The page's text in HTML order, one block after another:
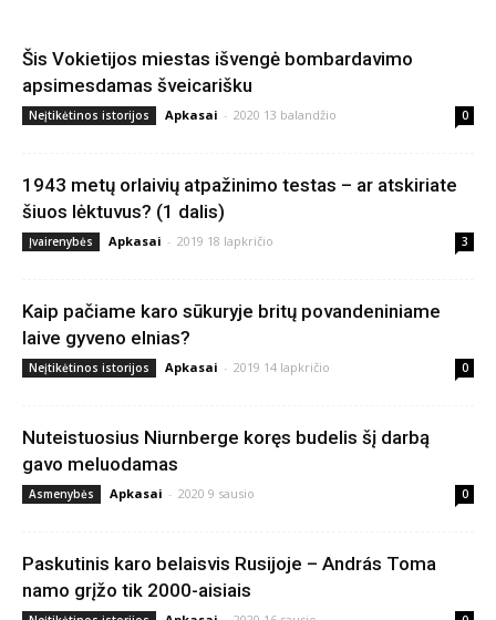
Šis Vokietijos miestas išvengė bombardavimo
apsimesdamas šveicarišku
Neįtikėtinos istorijos Apkasai - 2020 13 balandžio 0
1943 metų orlaivių atpažinimo testas – ar atskiriate
šiuos lėktuvus? (1 dalis)
Įvairenybės Apkasai - 2019 18 lapkričio 3
Kaip pačiame karo sūkuryje britų povandeniniame
laive gyveno elnias?
Neįtikėtinos istorijos Apkasai - 2019 14 lapkričio 0
Nuteistuosius Niurnberge koręs budelis šį darbą
gavo meluodamas
Asmenybės Apkasai - 2020 9 sausio 0
Paskutinis karo belaisvis Rusijoje – András Toma
namo grįžo tik 2000-aisiais